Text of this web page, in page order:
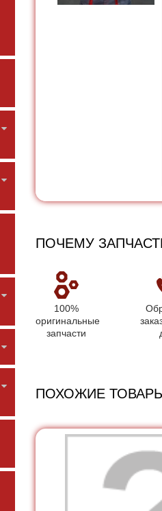
ПОЧЕМУ
100%
оригинальные
запчасти
ПОХОЖИЕ